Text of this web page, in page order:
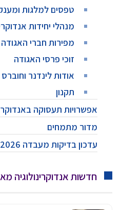
טפסים למלגות
מנהלי יחידות
מפירות חברי האגודה
זוכי פרסי האגודה
אודות לינדנר וחוברס
תקנון
אפשרויות תעסוקה
מדור מתמחים
עדכון בדיקות מעבדה 2026
חדשות אנדוקרינולוגיה